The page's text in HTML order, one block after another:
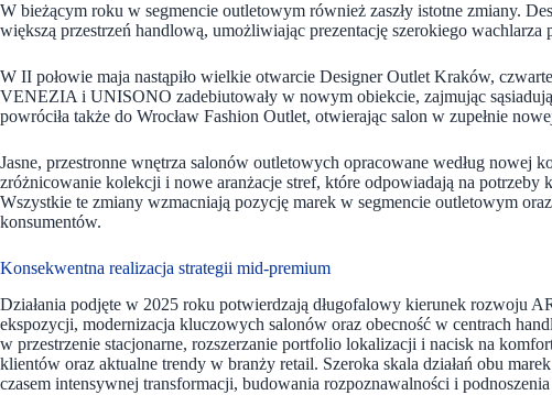
W bieżącym roku w segmencie outletowym również zaszły istotne zmiany.
większą przestrzeń handlową, umożliwiając prezentację szerokiego
W II połowie maja nastąpiło wielkie otwarcie Designer Outlet Kraków,
VENEZIA i UNISONO zadebiutowały w nowym obiekcie, zajmując
powróciła także do Wrocław Fashion Outlet, otwierając salon w zupełnie
Jasne, przestronne wnętrza salonów outletowych opracowane według nowej
zróżnicowanie kolekcji i nowe aranżacje stref, które odpowiadają na
Wszystkie te zmiany wzmacniają pozycję marek w segmencie outletowym
konsumentów.
Konsekwentna realizacja strategii mid-premium
Działania podjęte w 2025 roku potwierdzają długofalowy kierunek rozwoju
ekspozycji, modernizacja kluczowych salonów oraz obecność w centrach
w przestrzenie stacjonarne, rozszerzanie portfolio lokalizacji i nacisk na
klientów oraz aktualne trendy w branży retail. Szeroka skala działań obu
czasem intensywnej transformacji, budowania rozpoznawalności i